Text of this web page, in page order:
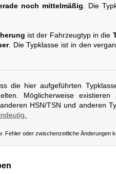
noch mittelmäßig . Die
ist der Fahrzeugtyp in die
. Die Typklasse ist in den
die hier aufgeführten
Möglicherweise
HSN/TSN und anderen
Fehler oder zwischenzeitliche Änderungen